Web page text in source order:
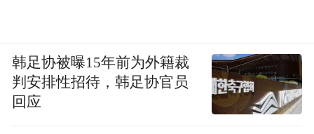
韩足协被曝15年前为外籍裁
判安排性招待，韩足协官员
回应